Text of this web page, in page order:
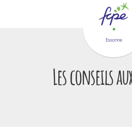
Essonne
Les conseils
Panneau de gestion des cookies